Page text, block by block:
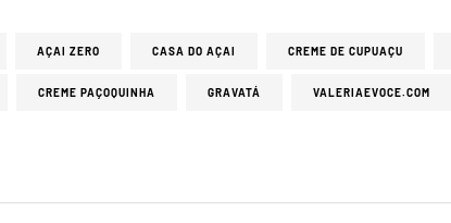
AÇAI ZERO CASA DO AÇAI CREME DE CUPUAÇU
CREME PAÇOQUINHA GRAVATÁ VALERIAEVOCE.COM